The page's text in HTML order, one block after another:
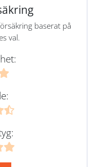
baserat på
val.